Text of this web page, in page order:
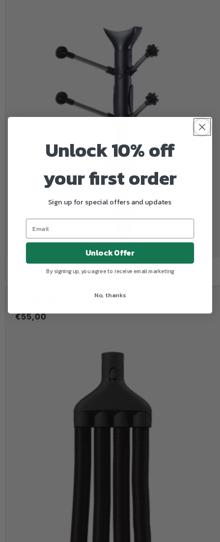
常
€55,00
Unlock 10% off
your first order
Sign up for special offers and updates
Unlock Offer
By signing up, you agree to receive email marketing
No, thanks